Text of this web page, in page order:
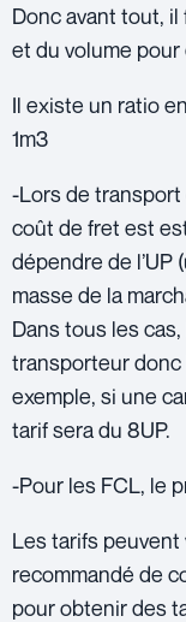
Donc avant tout,
et du volume
Il existe un ratio
1m3
-Lors de
coût de fret est
dépendre de l’UP
masse de la
Dans tous les
transporteur donc
exemple, si une
tarif sera du 8UP.
-Pour les FCL, le
Les tarifs
recommandé de
pour obtenir des